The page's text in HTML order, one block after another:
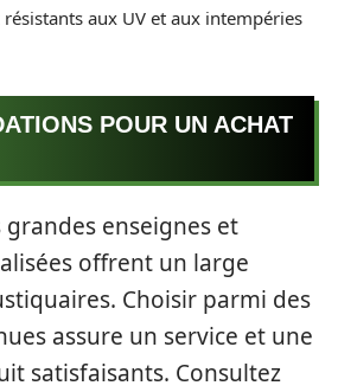
aux UV et aux intempéries
POUR UN ACHAT
enseignes et
offrent un large
Choisir parmi des
assure un service et une
satisfaisants. Consultez